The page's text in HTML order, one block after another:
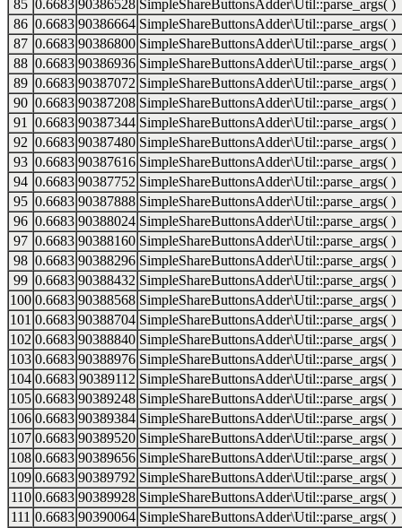
85 0.6683 90386528 SimpleShareButtonsAdder\Util::parse_args( )
86 0.6683 90386664 SimpleShareButtonsAdder\Util::parse_args( )
87 0.6683 90386800 SimpleShareButtonsAdder\Util::parse_args( )
88 0.6683 90386936 SimpleShareButtonsAdder\Util::parse_args( )
89 0.6683 90387072 SimpleShareButtonsAdder\Util::parse_args( )
90 0.6683 90387208 SimpleShareButtonsAdder\Util::parse_args( )
91
0.6683 90387344 SimpleShareButtonsAdder\Util::parse_args( )
92 0.6683 90387480 SimpleShareButtonsAdder\Util::parse_args( )
93 0.6683 90387616 SimpleShareButtonsAdder\Util::parse_args( )
94 0.6683 90387752 SimpleShareButtonsAdder\Util::parse_args( )
95 0.6683 90387888 SimpleShareButtonsAdder\Util::parse_args( )
96 0.6683 90388024 SimpleShareButtonsAdder\Util::parse_args( )
97 0.6683 90388160 SimpleShareButtonsAdder\Util::parse_args( )
98 0.6683 90388296 SimpleShareButtonsAdder\Util::parse_args( )
99 0.6683 90388432 SimpleShareButtonsAdder\Util::parse_args( )
100 0.6683 90388568 SimpleShareButtonsAdder\Util::parse_args( )
101 0.6683 90388704 SimpleShareButtonsAdder\Util::parse_args( )
102 0.6683 90388840 SimpleShareButtonsAdder\Util::parse_args( )
103 0.6683 90388976 SimpleShareButtonsAdder\Util::parse_args( )
104 0.6683 90389112 SimpleShareButtonsAdder\Util::parse_args( )
105 0.6683 90389248 SimpleShareButtonsAdder\Util::parse_args( )
106 0.6683 90389384 SimpleShareButtonsAdder\Util::parse_args( )
107 0.6683 90389520 SimpleShareButtonsAdder\Util::parse_args( )
108 0.6683 90389656 SimpleShareButtonsAdder\Util::parse_args( )
109 0.6683 90389792 SimpleShareButtonsAdder\Util::parse_args( )
110 0.6683 90389928 SimpleShareButtonsAdder\Util::parse_args( )
111 0.6683 90390064 SimpleShareButtonsAdder\Util::parse_args( )